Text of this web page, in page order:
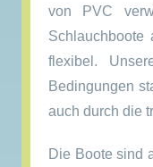
von PVC
flexibel.
Bedingungen
auch durch die
Die Boote sind